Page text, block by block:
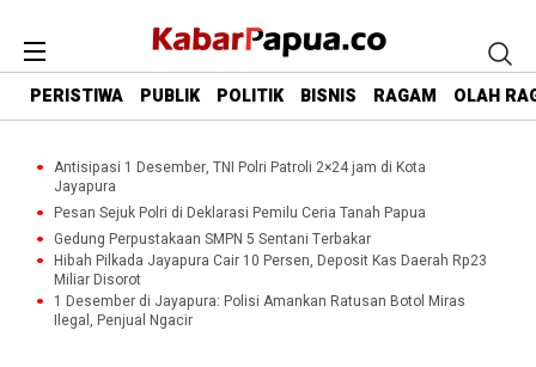
PERISTIWA PUBLIK POLITIK BISNIS RAGAM OLAH
Antisipasi 1 Desember, TNI Polri Patroli 2×24 jam di Kota
Jayapura
Pesan Sejuk Polri di Deklarasi Pemilu Ceria Tanah Papua
Gedung Perpustakaan SMPN 5 Sentani Terbakar
Hibah Pilkada Jayapura Cair 10 Persen, Deposit Kas Daerah Rp23
Miliar Disorot
1 Desember di Jayapura: Polisi Amankan Ratusan Botol Miras
Ilegal, Penjual Ngacir